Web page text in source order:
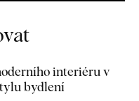
interiéru v
bydlení